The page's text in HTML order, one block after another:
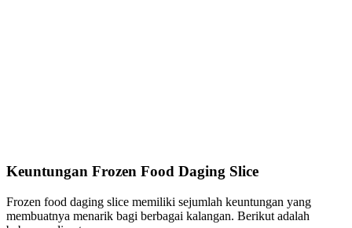
Keuntungan Frozen Food Daging Slice
Frozen food daging slice memiliki sejumlah keuntungan yang
membuatnya menarik bagi berbagai kalangan. Berikut adalah